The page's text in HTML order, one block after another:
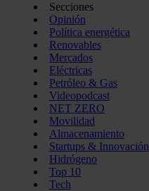
Secciones
Opinión
Política energética
Renovables
Mercados
Eléctricas
Petróleo & Gas
Videopodcast
NET ZERO
Movilidad
Almacenamiento
Startups & Innovación
Hidrógeno
Top 10
Tech